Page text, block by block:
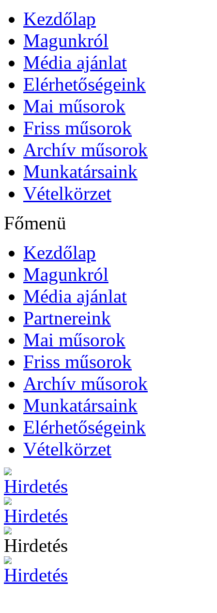
Kezdőlap
Magunkról
Média ajánlat
Elérhetőségeink
Mai műsorok
Friss műsorok
Archív műsorok
Munkatársaink
Vételkörzet
Főmenü
Kezdőlap
Magunkról
Média ajánlat
Partnereink
Mai műsorok
Friss műsorok
Archív műsorok
Munkatársaink
Elérhetőségeink
Vételkörzet